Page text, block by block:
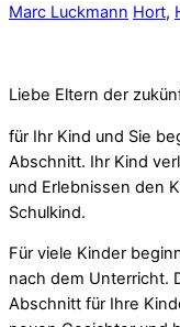
Marc Luckmann Hort,
Liebe Eltern der
für Ihr Kind und Sie
Abschnitt. Ihr Kind
und Erlebnissen den
Schulkind.
Für viele Kinder
nach dem Unterricht.
Abschnitt für Ihre